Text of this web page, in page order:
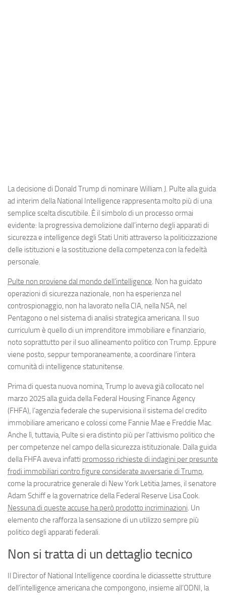
Incidenti
Industria
Eventi
La decisione di Donald Trump di nominare William J. Pulte alla guida
ad interim della National Intelligence rappresenta molto più di una
semplice scelta discutibile. È il simbolo di un processo ormai
evidente: la progressiva demolizione dall’interno degli apparati di
sicurezza e intelligence degli Stati Uniti attraverso la politicizzazione
delle istituzioni e la sostituzione della competenza con la fedeltà
personale.
Pulte non proviene dal mondo dell’intelligence. Non ha guidato
operazioni di sicurezza nazionale, non ha esperienza nel
controspionaggio, non ha lavorato nella CIA, nella NSA, nel
Pentagono o nel sistema di analisi strategica americana. Il suo
curriculum è quello di un imprenditore immobiliare e finanziario,
noto soprattutto per il suo allineamento politico con Trump. Eppure
viene posto, seppur temporaneamente, a coordinare l’intera
comunità di intelligence statunitense.
Prima di questa nuova nomina, Trump lo aveva già collocato nel
marzo 2025 alla guida della Federal Housing Finance Agency
(FHFA), l’agenzia federale che supervisiona il sistema del credito
immobiliare americano e colossi come Fannie Mae e Freddie Mac.
Anche lì, tuttavia, Pulte si era distinto più per l’attivismo politico che
per competenze nel campo della sicurezza istituzionale. Dalla guida
della FHFA aveva infatti promosso richieste di indagini per presunte
frodi immobiliari contro figure considerate avversarie di Trump,
come la procuratrice generale di New York Letitia James, il senatore
Adam Schiff e la governatrice della Federal Reserve Lisa Cook.
Nessuna di queste accuse ha però prodotto incriminazioni. Un
elemento che rafforza la sensazione di un utilizzo sempre più
politico degli apparati federali.
Non si tratta di un dettaglio tecnico
Il Director of National Intelligence coordina le diciassette strutture
dell’intelligence americana che compongono, insieme all’ODNI, la